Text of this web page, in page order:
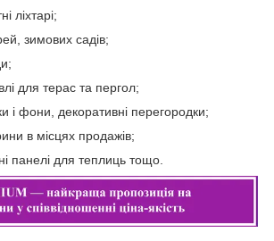
ліхтарі;
зимових садів;
для терас та пергол;
і фони, декоративні перегородки;
в місцях продажів;
панелі для теплиць тощо.